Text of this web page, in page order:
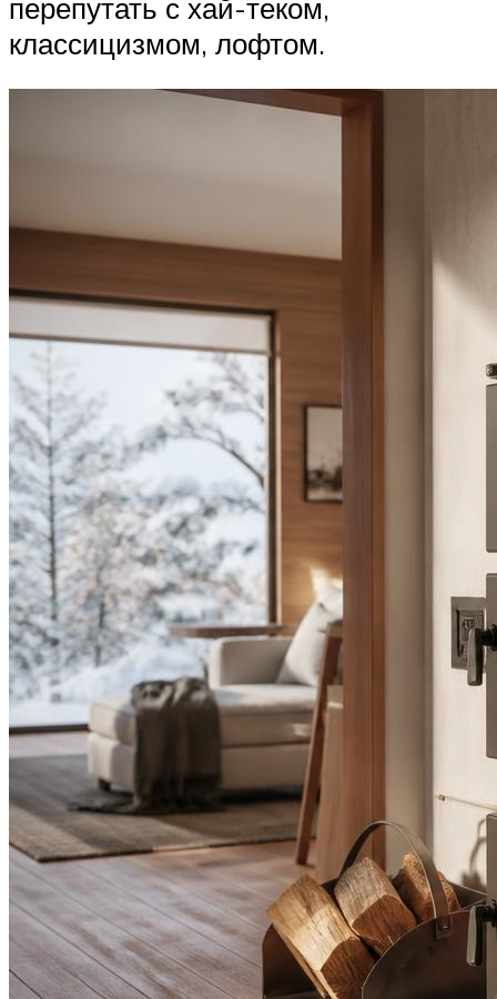
перепутать с хай-теком,
классицизмом, лофтом.